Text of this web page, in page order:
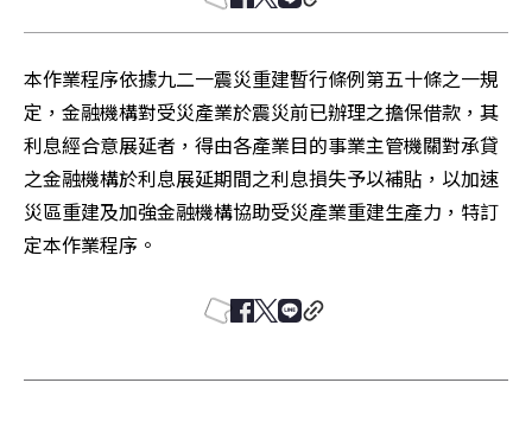
本作業程序依據九二一震災重建暫行條例第五十條之一規
定，金融機構對受災產業於震災前已辦理之擔保借款，其
利息經合意展延者，得由各產業目的事業主管機關對承貸
之金融機構於利息展延期間之利息損失予以補貼，以加速
災區重建及加強金融機構協助受災產業重建生產力，特訂
定本作業程序。